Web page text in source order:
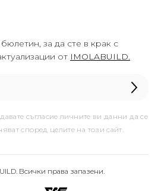
за да сте в крак с
от IMOLABUILD.
съгласие личните ви данни да се
според целите на този сайт.
Всички права запазени.